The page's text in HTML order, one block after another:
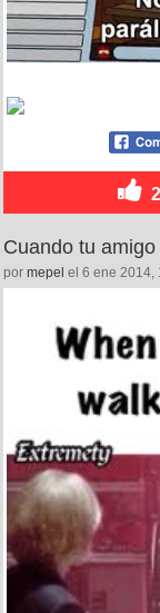
Cuando tu
por mepel el 6 ene 2014,